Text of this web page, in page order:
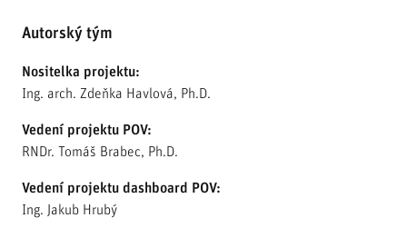
Autorský tým
Nositelka projektu:
Ing. arch. Zdeňka Havlová, Ph.D.
Vedení projektu POV:
RNDr. Tomáš Brabec, Ph.D.
Vedení projektu dashboard POV:
Ing. Jakub Hrubý